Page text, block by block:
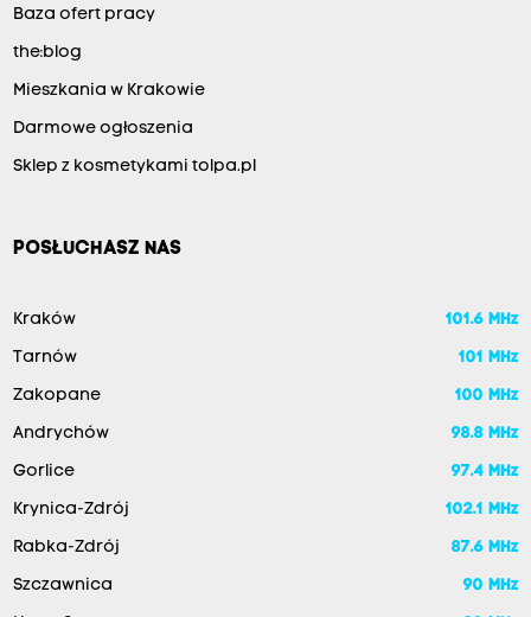
Baza ofert pracy
the:blog
Mieszkania w Krakowie
Darmowe ogłoszenia
Sklep z kosmetykami tolpa.pl
POSŁUCHASZ NAS
Kraków 101.6 MHz
Tarnów 101 MHz
Zakopane 100 MHz
Andrychów 98.8 MHz
Gorlice 97.4 MHz
Krynica-Zdrój 102.1 MHz
Rabka-Zdrój 87.6 MHz
Szczawnica 90 MHz